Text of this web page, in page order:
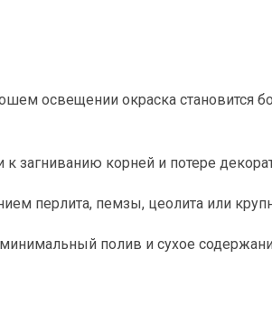
освещении окраска становится
загниванию корней и потере
перлита, пемзы, цеолита или
полив и сухое